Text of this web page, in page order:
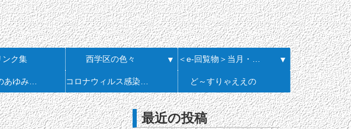
ンク集 西学区の色々 ▼ ▼
ど～すりゃええの
最近の投稿